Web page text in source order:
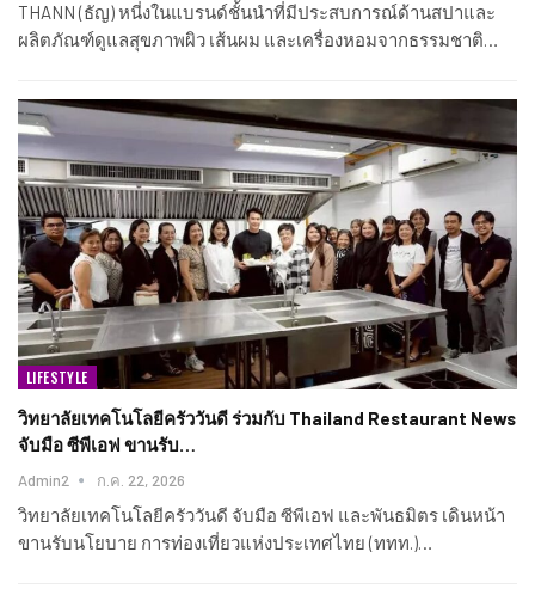
THANN (ธัญ) หนี่งในแบรนด์ชั้นนำที่มีประสบการณ์ด้านสปาและ
ผลิตภัณฑ์ดูแลสุขภาพผิว เส้นผม และเครื่องหอมจากธรรมชาติ…
LIFESTYLE
วิทยาลัยเทคโนโลยีครัววันดี ร่วมกับ Thailand Restaurant News
จับมือ ซีพีเอฟ ขานรับ…
Admin2 ก.ค. 22, 2026
วิทยาลัยเทคโนโลยีครัววันดี จับมือ ซีพีเอฟ และพันธมิตร เดินหน้า
ขานรับนโยบาย การท่องเที่ยวแห่งประเทศไทย (ททท.)…